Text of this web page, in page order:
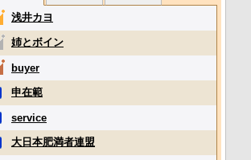
浅井カヨ
姉とボイン
buyer
申在範
service
大日本肥満者連盟